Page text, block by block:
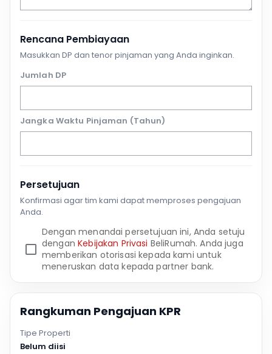
Rencana Pembiayaan
Masukkan DP dan tenor pinjaman yang Anda inginkan.
Jumlah DP
Jangka Waktu Pinjaman (Tahun)
Persetujuan
Konfirmasi agar tim kami dapat memproses pengajuan
Anda.
Dengan menandai persetujuan ini, Anda setuju
denganKebijakan Privasi BeliRumah. Anda juga
memberikan otorisasi kepada kami untuk
meneruskan data kepada partner bank.
Rangkuman Pengajuan KPR
Tipe Properti
Belum diisi